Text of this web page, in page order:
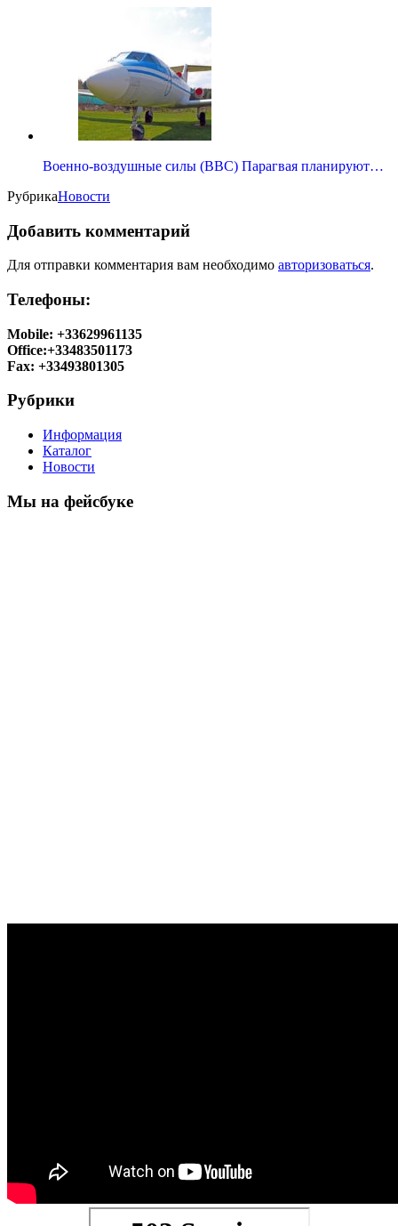
Военно-воздушные силы (ВВС) Парагвая планируют…
РубрикаНовости
Добавить комментарий
Для отправки комментария вам необходимо авторизоваться.
Телефоны:
Mobile: +33629961135
Office:+33483501173
Fax: +33493801305
Рубрики
Информация
Каталог
Новости
Мы на фейсбуке